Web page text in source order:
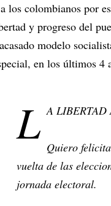
los colombianos por
y progreso del
modelo
en los últimos 4
L A LIBERTAD
Quiero
vuelta de las
jornada electoral.